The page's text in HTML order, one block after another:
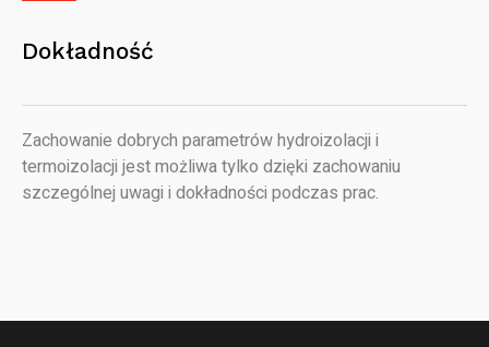
Dokładność
Zachowanie dobrych parametrów hydroizolacji i
termoizolacji jest możliwa tylko dzięki zachowaniu
szczególnej uwagi i dokładności podczas prac.